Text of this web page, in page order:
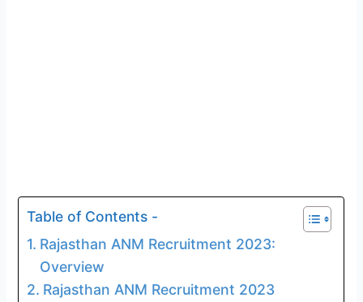
Table of Contents -
Rajasthan ANM Recruitment 2023:
Overview
Rajasthan ANM Recruitment 2023